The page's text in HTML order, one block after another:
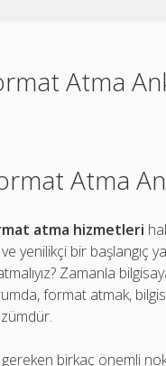
Atma
Atma
atma hizmetleri
ve yenilikçi bir
Zamanla
format atmak,
birkaç önemli